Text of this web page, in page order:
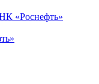
«Роснефть»